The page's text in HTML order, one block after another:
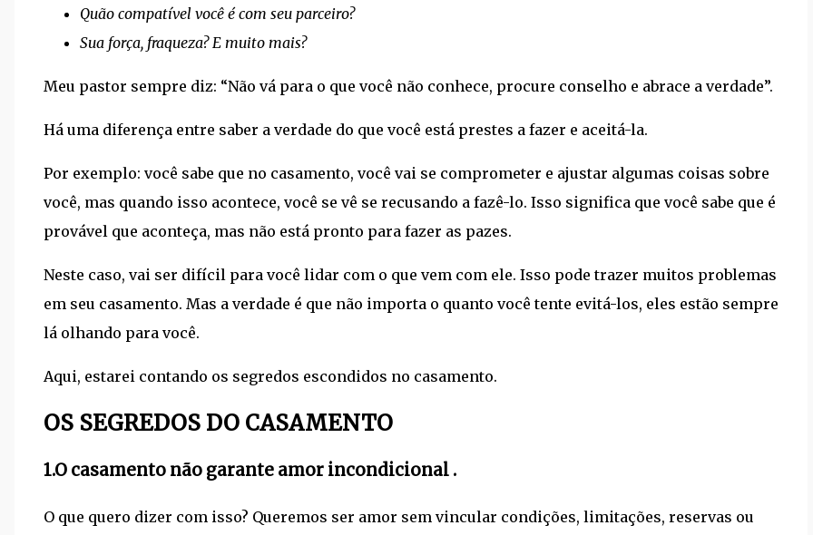
Quão compatível você é com seu parceiro?
Sua força, fraqueza? E muito mais?
Meu pastor sempre diz: “Não vá para o que você não conhece, procure conselho e abrace a verdade”.
Há uma diferença entre saber a verdade do que você está prestes a fazer e aceitá-la.
Por exemplo: você sabe que no casamento, você vai se comprometer e ajustar algumas coisas sobre
você, mas quando isso acontece, você se vê se recusando a fazê-lo. Isso significa que você sabe que é
provável que aconteça, mas não está pronto para fazer as pazes.
Neste caso, vai ser difícil para você lidar com o que vem com ele. Isso pode trazer muitos problemas
em seu casamento. Mas a verdade é que não importa o quanto você tente evitá-los, eles estão sempre
lá olhando para você.
Aqui, estarei contando os segredos escondidos no casamento.
OS SEGREDOS DO CASAMENTO
1.O casamento não garante amor incondicional .
O que quero dizer com isso? Queremos ser amor sem vincular condições, limitações, reservas ou